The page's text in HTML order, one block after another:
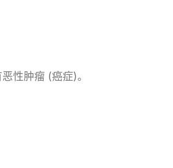
性肿瘤 (癌症)。